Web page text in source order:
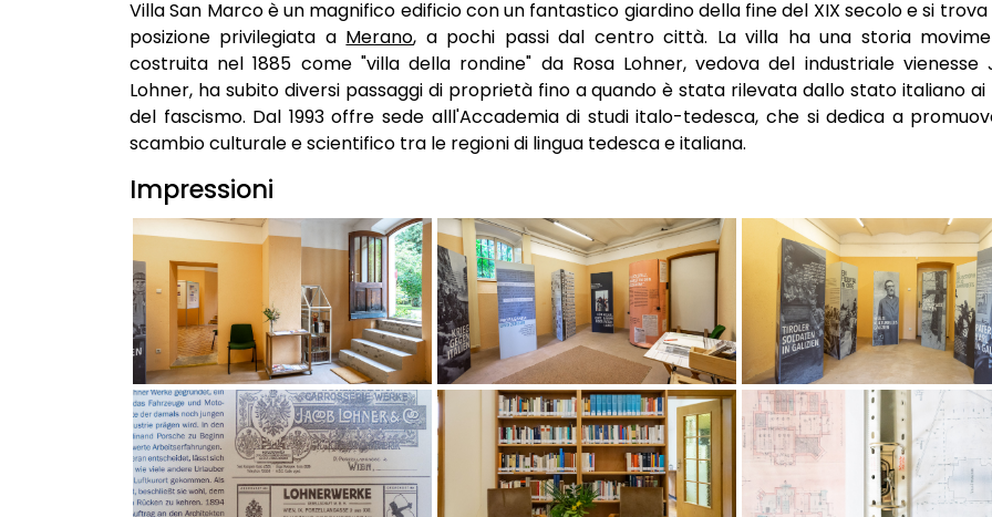
Villa San Marco è un magnifico edificio con un fantastico giardino della fine del XIX secolo e si trova
posizione privilegiata a Merano, a pochi passi dal centro città. La villa ha una storia
costruita nel 1885 come "villa della rondine" da Rosa Lohner, vedova del industriale vienesse
Lohner, ha subito diversi passaggi di proprietà fino a quando è stata rilevata dallo stato italiano
del fascismo. Dal 1993 offre sede alll'Accademia di studi italo-tedesca, che si dedica a
scambio culturale e scientifico tra le regioni di lingua tedesca e italiana.
Impressioni